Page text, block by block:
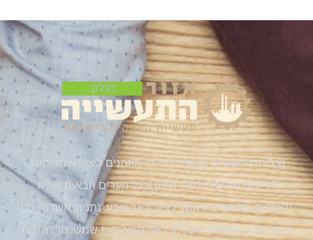
שירותי התעשייה נגישים לכולם, מוזמנים ליצור איתנו קשר
לידיעות וחדשות בעיר חולון ובכל הערים הבאות:חיפה,
ירושלים, תל אביב, ראשון לציון, באר שבע, נתניה, אשדוד, בני
ברק, חולון, רמת גן, אשקלון, כפר סבא, בית שמש, חדרה, בת